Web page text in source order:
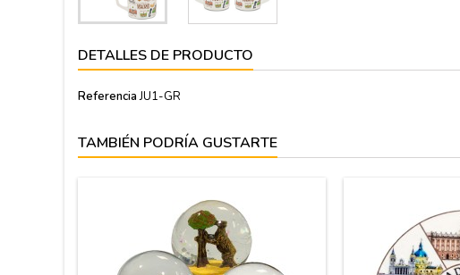
DETALLES DE PRODUCTO
Referencia JU1-GR
TAMBIÉN PODRÍA GUSTARTE